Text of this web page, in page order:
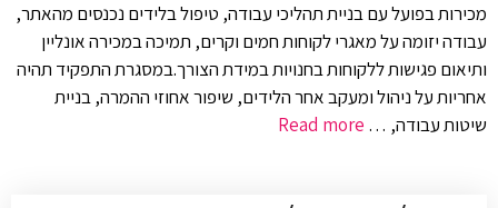
מכירות בפועל עם בניית תהליכי עבודה, טיפול בלידים נכנסים מהאתר,
עבודה יזומה על מאגרי לקוחות חמים וקרים, תמיכה במכירה אונליין
ותיאום פגישות ללקוחות בחנויות במידת הצורך.במסגרת התפקיד תהיה
אחריות על ניהול ומעקב אחר הלידים, שיפור אחוזי ההמרה, בניית
שיטות עבודה, … Read more